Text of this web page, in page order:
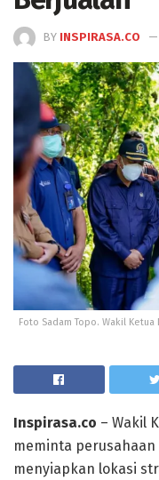
BY INSPIRASA.CO
Foto Sadam Topo. Wakil Ketua
Inspirasa.co – Wakil
meminta
menyiapkan lokasi